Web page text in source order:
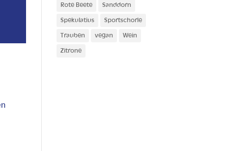
Rote Beete Sanddorn
Spekulatius Sportschorle
Trauben vegan Wein
Zitrone